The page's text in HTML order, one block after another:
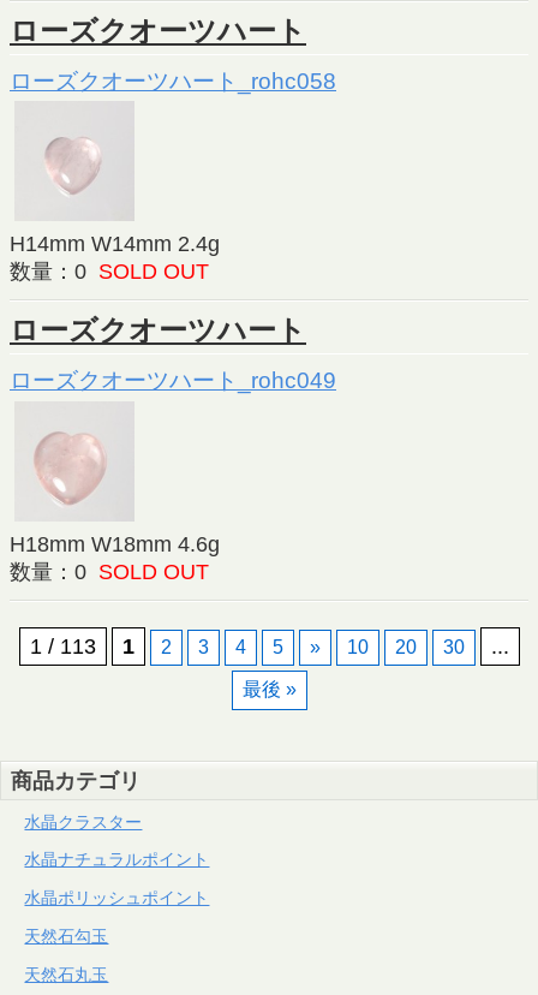
ローズクオーツハート
ローズクオーツハート_rohc058
H14mm W14mm 2.4g
数量：0 SOLD OUT
ローズクオーツハート
ローズクオーツハート_rohc049
H18mm W18mm 4.6g
数量：0 SOLD OUT
1 / 113 1 2 3 4 5 » 10 20 30 ...
最後 »
商品カテゴリ
水晶クラスター
水晶ナチュラルポイント
水晶ポリッシュポイント
天然石勾玉
天然石丸玉